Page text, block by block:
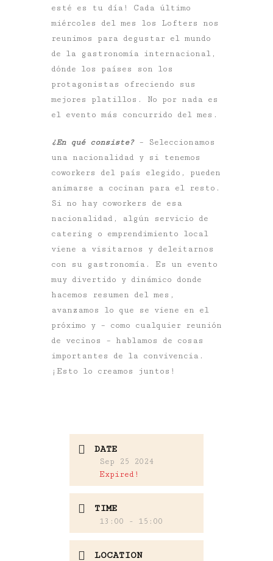
esté es tu día! Cada último
miércoles del mes los Lofters nos
reunimos para degustar el mundo
de la gastronomía internacional,
dónde los países son los
protagonistas ofreciendo sus
mejores platillos. No por nada es
el evento más concurrido del mes.
¿En qué consiste?– Seleccionamos
una nacionalidad y si tenemos
coworkers del país elegido, pueden
animarse a cocinan para el resto.
Si no hay coworkers de esa
nacionalidad, algún servicio de
catering o emprendimiento local
viene a visitarnos y deleitarnos
con su gastronomía. Es un evento
muy divertido y dinámico donde
hacemos resumen del mes,
avanzamos lo que se viene en el
próximo y – como cualquier reunión
de vecinos – hablamos de cosas
importantes de la convivencia.
¡Esto lo creamos juntos!
DATE
Sep 25 2024
Expired!
TIME
13:00 - 15:00
LOCATION